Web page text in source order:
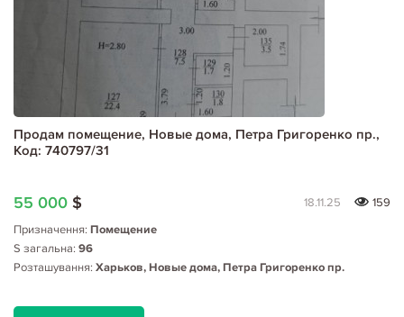
Продам помещение, Новые дома, Петра Григоренко пр.,
Код: 740797/31
55 000 $ 18.11.25
159
Призначення: Помещение
S загальна: 96
Розташування: Харьков, Новые дома, Петра Григоренко пр.